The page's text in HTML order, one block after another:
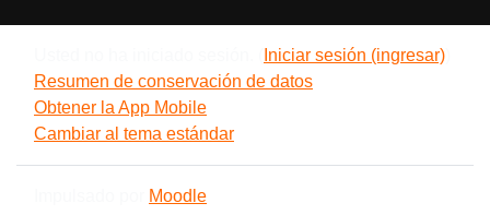
Iniciar sesión (ingresar)
Resumen de conservación de datos
Obtener la App Mobile
Cambiar al tema estándar
Moodle